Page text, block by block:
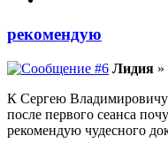
рекомендую
Лидия »
К Сергею Владимировичу
после первого сеанса
рекомендую чудесного